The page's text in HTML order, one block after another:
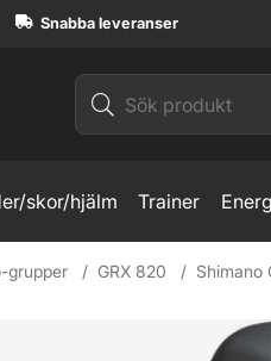
Snabba leveranser
skor/hjälm Trainer
grupper GRX 820 Shimano
Gravel STI Växelregl/bromsar